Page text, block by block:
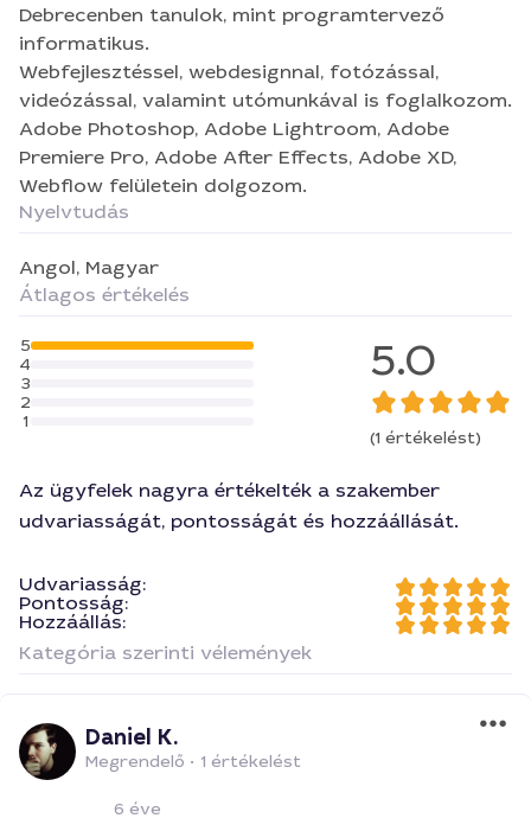
Debrecenben tanulok, mint programtervező
informatikus.
Webfejlesztéssel, webdesignnal, fotózással,
videózással, valamint utómunkával is foglalkozom.
Adobe Photoshop, Adobe Lightroom, Adobe
Premiere Pro, Adobe After Effects, Adobe XD,
Webflow felületein dolgozom.
Nyelvtudás
Angol, Magyar
Átlagos értékelés
5.0
(1 értékelést)
5
4
3
2
1
Az ügyfelek nagyra értékelték a szakember
udvariasságát, pontosságát és hozzáállását.
Udvariasság:
Pontosság:
Hozzáállás:
Kategória szerinti vélemények
Daniel K.
Megrendelő • 1 értékelést
6 éve